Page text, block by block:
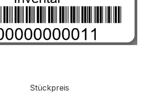
Stückpreis